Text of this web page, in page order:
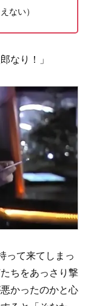
ない）
なり！」
って来てしまっ
ちをあっさり撃
かったのかと心